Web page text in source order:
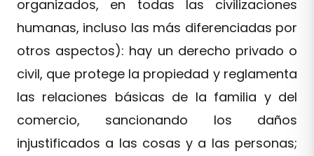
organizados, en todas las civilizaciones
humanas, incluso las más diferenciadas por
otros aspectos): hay un derecho privado o
civil, que protege la propiedad y reglamenta
las relaciones básicas de la familia y del
comercio, sancionando los daños
injustificados a las cosas y a las personas;